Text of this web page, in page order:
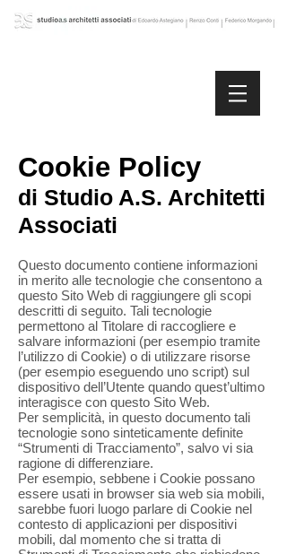
Cookie Policy
di Studio A.S. Architetti
Associati
Questo documento contiene informazioni
in merito alle tecnologie che consentono a
questo Sito Web di raggiungere gli scopi
descritti di seguito. Tali tecnologie
permettono al Titolare di raccogliere e
salvare informazioni (per esempio tramite
l’utilizzo di Cookie) o di utilizzare risorse
(per esempio eseguendo uno script) sul
dispositivo dell’Utente quando quest’ultimo
interagisce con questo Sito Web.
Per semplicità, in questo documento tali
tecnologie sono sinteticamente definite
“Strumenti di Tracciamento”, salvo vi sia
ragione di differenziare.
Per esempio, sebbene i Cookie possano
essere usati in browser sia web sia mobili,
sarebbe fuori luogo parlare di Cookie nel
contesto di applicazioni per dispositivi
mobili, dal momento che si tratta di